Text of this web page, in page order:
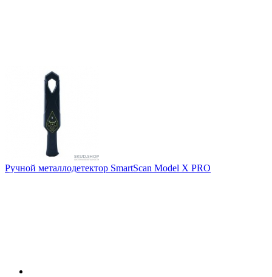
Ручной металлодетектор SmartScan Model X PRO